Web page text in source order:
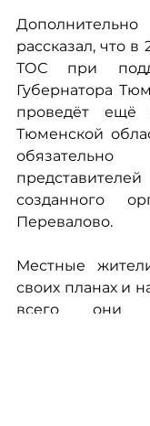
рассказал, что
ТОС при
Губернатора
проведёт
Тюменской
созданного
Перевалово.
Местные
своих планах и
всего они